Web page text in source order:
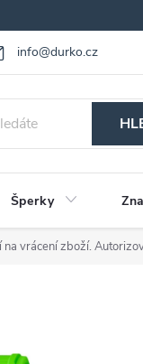
info@durko.cz
zboží Obchodní
Šperky
vrácení zboží.